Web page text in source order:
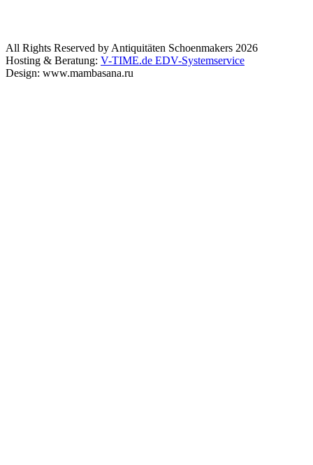
All Rights Reserved by Antiquitäten Schoenmakers 2026
Hosting & Beratung: V-TIME.de EDV-Systemservice
Design: www.mambasana.ru